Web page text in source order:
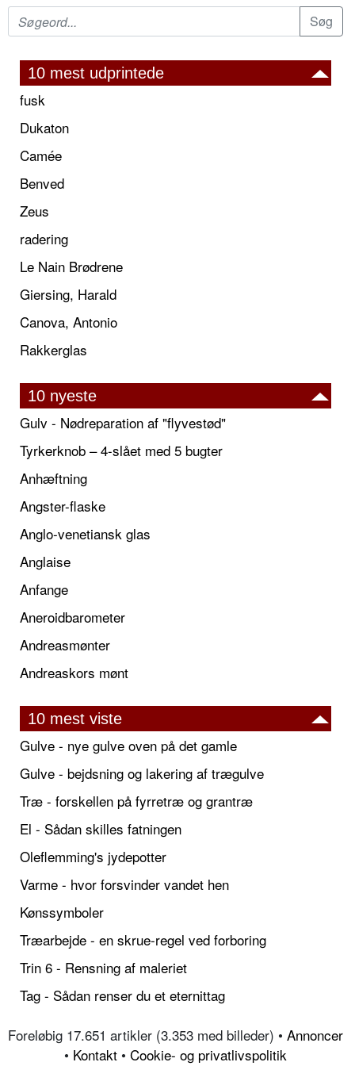
10 mest udprintede
fusk
Dukaton
Camée
Benved
Zeus
radering
Le Nain Brødrene
Giersing, Harald
Canova, Antonio
Rakkerglas
10 nyeste
Gulv - Nødreparation af "flyvestød"
Tyrkerknob – 4-slået med 5 bugter
Anhæftning
Angster-flaske
Anglo-venetiansk glas
Anglaise
Anfange
Aneroidbarometer
Andreasmønter
Andreaskors mønt
10 mest viste
Gulve - nye gulve oven på det gamle
Gulve - bejdsning og lakering af trægulve
Træ - forskellen på fyrretræ og grantræ
El - Sådan skilles fatningen
Oleflemming's jydepotter
Varme - hvor forsvinder vandet hen
Kønssymboler
Træarbejde - en skrue-regel ved forboring
Trin 6 - Rensning af maleriet
Tag - Sådan renser du et eternittag
Foreløbig 17.651 artikler (3.353 med billeder) • Annoncer
• Kontakt • Cookie- og privatlivspolitik